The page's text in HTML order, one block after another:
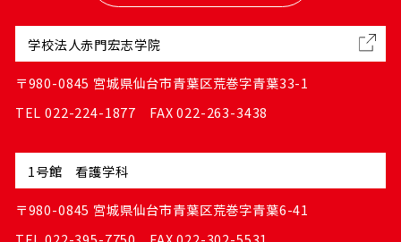
学校法人赤門宏志学院
〒980-0845 宮城県仙台市青葉区荒巻字青葉33-1
TEL 022-224-1877 FAX 022-263-3438
1号館 看護学科
〒980-0845 宮城県仙台市青葉区荒巻字青葉6-41